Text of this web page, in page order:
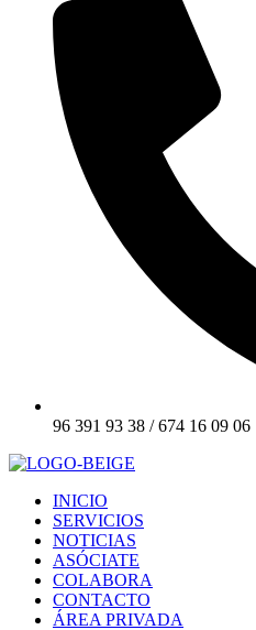
96 391 93 38 / 674 16 09 06
INICIO
SERVICIOS
NOTICIAS
ASÓCIATE
COLABORA
CONTACTO
ÁREA PRIVADA